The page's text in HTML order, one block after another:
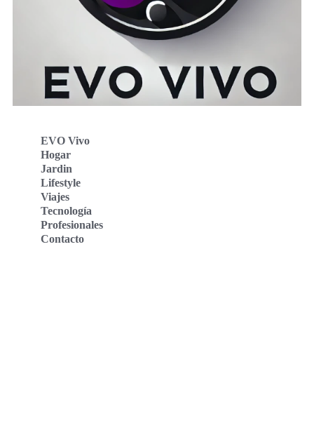
EVO Vivo
Hogar
Jardin
Lifestyle
Viajes
Tecnología
Profesionales
Contacto